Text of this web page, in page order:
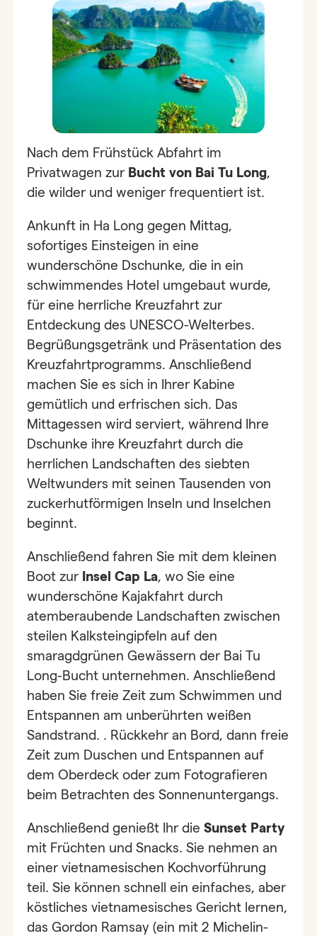
Nach dem Frühstück Abfahrt im
Privatwagen zur Bucht von Bai Tu Long,
die wilder und weniger frequentiert ist.
Ankunft in Ha Long gegen Mittag,
sofortiges Einsteigen in eine
wunderschöne Dschunke, die in ein
schwimmendes Hotel umgebaut wurde,
für eine herrliche Kreuzfahrt zur
Entdeckung des UNESCO-Welterbes.
Begrüßungsgetränk und Präsentation des
Kreuzfahrtprogramms. Anschließend
machen Sie es sich in Ihrer Kabine
gemütlich und erfrischen sich. Das
Mittagessen wird serviert, während Ihre
Dschunke ihre Kreuzfahrt durch die
herrlichen Landschaften des siebten
Weltwunders mit seinen Tausenden von
zuckerhutförmigen Inseln und Inselchen
beginnt.
Anschließend fahren Sie mit dem kleinen
Boot zur Insel Cap La, wo Sie eine
wunderschöne Kajakfahrt durch
atemberaubende Landschaften zwischen
steilen Kalksteingipfeln auf den
smaragdgrünen Gewässern der Bai Tu
Long-Bucht unternehmen. Anschließend
haben Sie freie Zeit zum Schwimmen und
Entspannen am unberührten weißen
Sandstrand. . Rückkehr an Bord, dann freie
Zeit zum Duschen und Entspannen auf
dem Oberdeck oder zum Fotografieren
beim Betrachten des Sonnenuntergangs.
Anschließend genießt Ihr dieSunset Party
mit Früchten und Snacks. Sie nehmen an
einer vietnamesischen Kochvorführung
teil. Sie können schnell ein einfaches, aber
köstliches vietnamesisches Gericht lernen,
das Gordon Ramsay (ein mit 2 Michelin-